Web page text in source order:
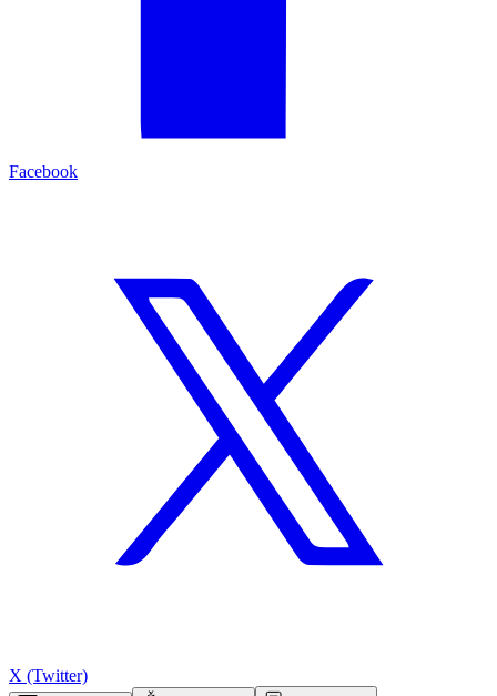
Facebook
X (Twitter)